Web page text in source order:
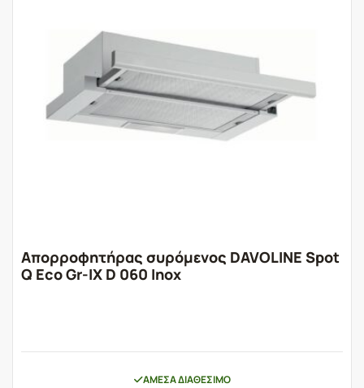
Απορροφητήρας συρόμενος DAVOLINE Spot
Q Eco Gr-IX D 060 Inox
ΆΜΕΣΑ ΔΙΑΘΈΣΙΜΟ